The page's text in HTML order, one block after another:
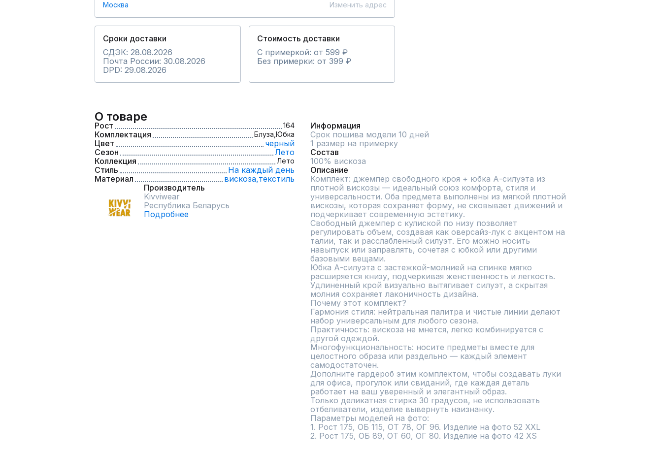
Москва Изменить адрес
Сроки доставки
СДЭК: 28.08.2026
Почта России: 30.08.2026
DPD: 29.08.2026
Стоимость доставки
С примеркой: от 599 ₽
Без примерки: от 399 ₽
О товаре
Рост 164
Комплектация Блуза, Юбка
Цвет
черный
Сезон
Лето
Коллекция
Лето
Стиль
На каждый день
Материал
вискоза,текстиль
Производитель
Kivviwear
Республика Беларусь
Подробнее
Информация
Срок пошива модели 10 дней
1 размер на примерку
Состав
100% вискоза
Описание
Комплект: джемпер свободного кроя + юбка А-силуэта из
плотной вискозы — идеальный союз комфорта, стиля и
универсальности. Оба предмета выполнены из мягкой плотной
вискозы, которая сохраняет форму, не сковывает движений и
подчеркивает современную эстетику.
Свободный джемпер с кулиской по низу позволяет
регулировать объем, создавая как оверсайз-лук с акцентом на
талии, так и расслабленный силуэт. Его можно носить
навыпуск или заправлять, сочетая с юбкой или другими
базовыми вещами.
Юбка А-силуэта с застежкой-молнией на спинке мягко
расширяется книзу, подчеркивая женственность и легкость.
Удлиненный крой визуально вытягивает силуэт, а скрытая
молния сохраняет лаконичность дизайна.
Почему этот комплект?
Гармония стиля: нейтральная палитра и чистые линии делают
набор универсальным для любого сезона.
Практичность: вискоза не мнется, легко комбинируется с
другой одеждой.
Многофункциональность: носите предметы вместе для
целостного образа или раздельно — каждый элемент
самодостаточен.
Дополните гардероб этим комплектом, чтобы создавать луки
для офиса, прогулок или свиданий, где каждая деталь
работает на ваш уверенный и элегантный образ.
Только деликатная стирка 30 градусов, не использовать
отбеливатели, изделие вывернуть наизнанку.
Параметры моделей на фото:
1. Рост 175, ОБ 115, ОТ 78, ОГ 96. Изделие на фото 52 XXL
2. Рост 175, ОБ 89, ОТ 60, ОГ 80. Изделие на фото 42 XS